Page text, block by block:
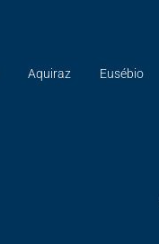
Aquiraz Eusébio